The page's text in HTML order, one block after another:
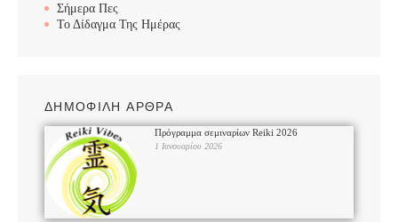
Σήμερα Πες
Το Δίδαγμα Της Ημέρας
ΔΗΜΟΦΙΛΗ ΑΡΘΡΑ
Πρόγραμμα σεμιναρίων Reiki 2026
1 Ιανουαρίου 2026